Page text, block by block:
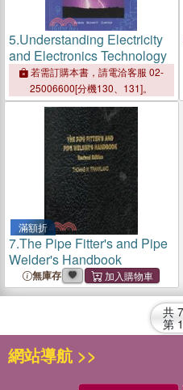
5.Understanding Electricity
and Electronics Technology
若需訂購本書，請電洽客服 02-
25006600[分機130、131]。
滿額折
7.The Pipe Fitter's and Pipe
Welder's Handbook
無庫存
共 7
第 1
網站導航 >>